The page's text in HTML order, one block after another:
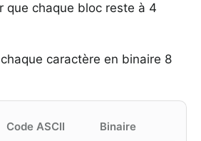
que chaque bloc reste à 4
caractère en binaire 8
Code ASCII Binaire